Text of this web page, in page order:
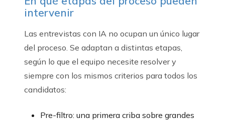
intervenir
Las entrevistas con IA no ocupan un único lugar
del proceso. Se adaptan a distintas etapas,
según lo que el equipo necesite resolver y
siempre con los mismos criterios para todos los
candidatos:
Pre-filtro: una primera criba sobre grandes